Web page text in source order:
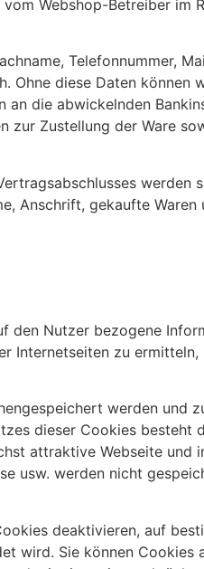
Webshop-Betreiber im
Telefonnummer,
diese Daten können
die abwickelnden
Zustellung der Ware
werden
Anschrift, gekaufte
den Nutzer bezogene
Internetseiten zu
werden und
dieser Cookies besteht
attraktive Webseite und
usw. werden nicht
deaktivieren, auf
wird. Sie können